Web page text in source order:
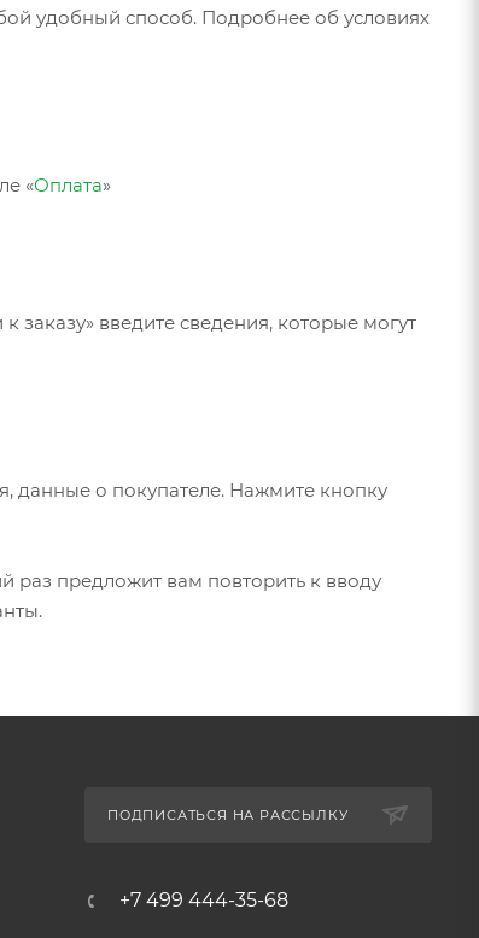
удобный способ. Подробнее об условиях
«Оплата»
введите сведения, которые могут
данные о покупателе. Нажмите кнопку
предложит вам повторить к вводу
ПОДПИСАТЬСЯ НА РАССЫЛКУ
+7 499 444-35-68